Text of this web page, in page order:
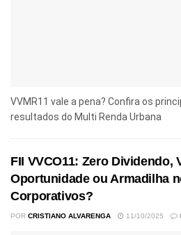
VVMR11 vale a pena? Confira os
resultados do Multi Renda Urbana
FII VVCO11: Zero Dividendo,
Oportunidade ou Armadilha
Corporativos?
POR CRISTIANO ALVARENGA 11/10/2025